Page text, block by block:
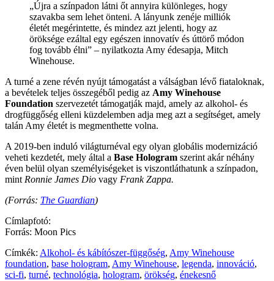
„Újra a színpadon látni őt annyira különleges, hogy
szavakba sem lehet önteni. A lányunk zenéje milliók
életét megérintette, és mindez azt jelenti, hogy az
öröksége ezáltal egy egészen innovatív és úttörő módon
fog tovább élni” – nyilatkozta Amy édesapja, Mitch
Winehouse.
A turné a zene révén nyújt támogatást a válságban lévő fiataloknak,
a bevételek teljes összegéből pedig az Amy Winehouse
Foundation szervezetét támogatják majd, amely az alkohol- és
drogfüggőség elleni küzdelemben adja meg azt a segítséget, amely
talán Amy életét is megmenthette volna.
A 2019-ben induló világturnéval egy olyan globális modernizáció
veheti kezdetét, mely által a Base Hologram szerint akár néhány
éven belül olyan személyiségeket is viszontláthatunk a színpadon,
mintRonnie James Dio vagy Frank Zappa.
(Forrás: The Guardian)
Címlapfotó:
Forrás: Moon Pics
Címkék: Alkohol- és kábítószer-függőség, Amy Winehouse
foundation, base hologram, Amy Winehouse, legenda, innováció,
sci-fi, turné, technológia, hologram, örökség, énekesnő